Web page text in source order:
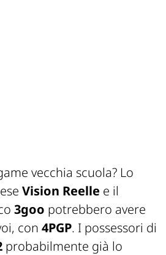
vecchia scuola? Lo
Vision Reelle e il
3goo potrebbero avere
con 4PGP. I possessori di
probabilmente già lo